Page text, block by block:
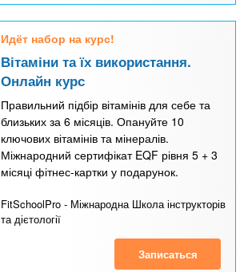
Идёт набор на курс!
Вітаміни та їх використання.
Онлайн курс
Правильний підбір вітамінів для себе та
близьких за 6 місяців. Опануйте 10
ключових вітамінів та мінералів.
Міжнародний сертифікат EQF рівня 5 + 3
місяці фітнес-картки у подарунок.
FitSchoolPro - Міжнародна Школа інструкторів
та дієтології
Записаться